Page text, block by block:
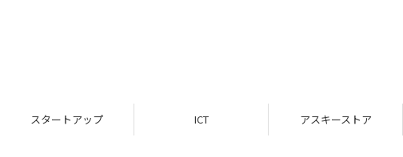
スタートアップ ICT アスキーストア